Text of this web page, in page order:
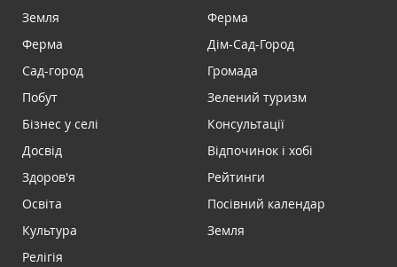
Земля
Ферма
Сад-город
Побут
Бізнес у селі
Досвід
Здоров'я
Освіта
Культура
Релігія
Ферма
Дім-Сад-Город
Громада
Зелений туризм
Консультації
Відпочинок і хобі
Рейтинги
Посівний календар
Земля